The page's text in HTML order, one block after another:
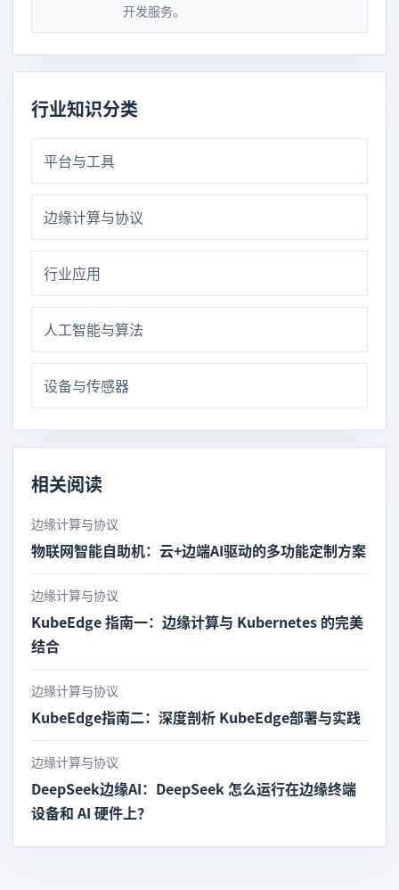
开发服务。
行业知识分类
平台与工具
边缘计算与协议
行业应用
人工智能与算法
设备与传感器
相关阅读
边缘计算与协议
物联网智能自助机：云+边端AI驱动的多功能定制方案
边缘计算与协议
KubeEdge 指南一：边缘计算与 Kubernetes 的完美
结合
边缘计算与协议
KubeEdge指南二：深度剖析 KubeEdge部署与实践
边缘计算与协议
DeepSeek边缘AI：DeepSeek 怎么运行在边缘终端
设备和 AI 硬件上？